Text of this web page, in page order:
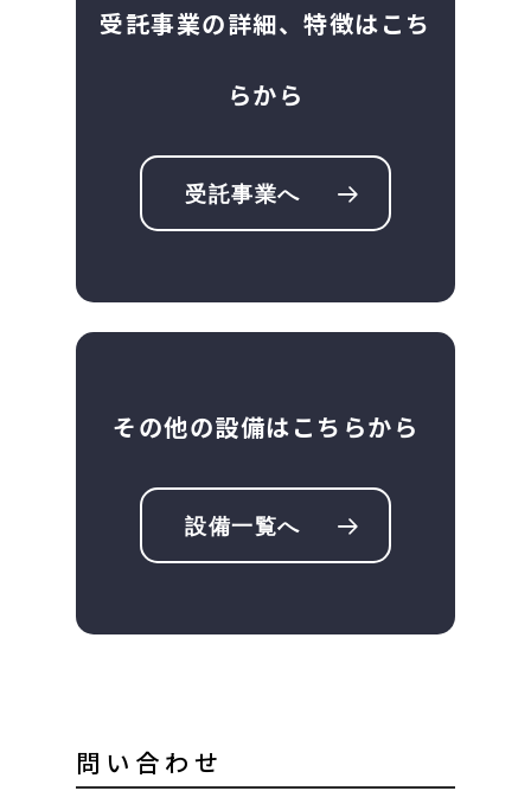
受託事業の詳細、特徴はこち
らから
受託事業へ
その他の設備はこちらから
設備一覧へ
問い合わせ